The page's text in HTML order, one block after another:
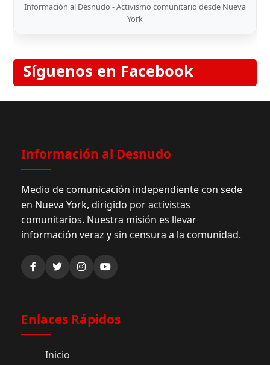
Información al Desnudo - Activismo comunitario desde Nueva
York
Síguenos en Facebook
Información al Desnudo
Medio de comunicación independiente con sede
en Nueva York, dirigido por activistas
comunitarios. Nuestra misión es llevar
información veraz y sin censura a la comunidad.
Enlaces Rápidos
Inicio